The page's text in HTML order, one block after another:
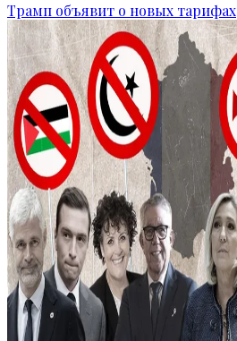
Трамп объявит о новых тарифах